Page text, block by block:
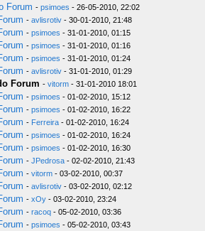
Forum - psimoes - 26-05-2010, 22:02
- avlisrotiv - 30-01-2010, 21:48
- psimoes - 31-01-2010, 01:15
- psimoes - 31-01-2010, 01:16
- psimoes - 31-01-2010, 01:24
- avlisrotiv - 31-01-2010, 01:29
Forum - vitorm - 31-01-2010 18:01
- psimoes - 01-02-2010, 15:12
- psimoes - 01-02-2010, 16:22
- Ferreira - 01-02-2010, 16:24
- psimoes - 01-02-2010, 16:24
- psimoes - 01-02-2010, 16:30
- JPedrosa - 02-02-2010, 21:43
- vitorm - 03-02-2010, 00:37
- avlisrotiv - 03-02-2010, 02:12
- xOy - 03-02-2010, 23:24
- racoq - 05-02-2010, 03:36
- psimoes - 05-02-2010, 03:43